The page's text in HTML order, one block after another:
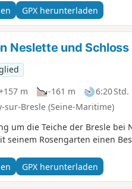
GPX herunterladen
Neslette und Schloss
m -161 m 6:20 Std.
sur-Bresle (Seine-Maritime)
um die Teiche der Bresle bei
seinem Rosengarten einen
GPX herunterladen